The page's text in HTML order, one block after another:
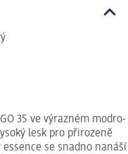
35 ve výrazném modro-
lesk pro přirozeně
se snadno nanáší